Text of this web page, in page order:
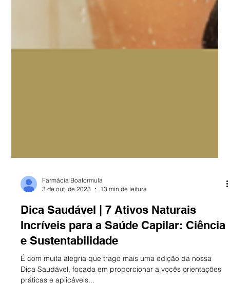
3 de out. de 2023
13 min de leitura
Dica Saudável | 7 Ativos Naturais
Incríveis para a Saúde Capilar: Ciência
e Sustentabilidade
É com muita alegria que trago mais uma edição da nossa